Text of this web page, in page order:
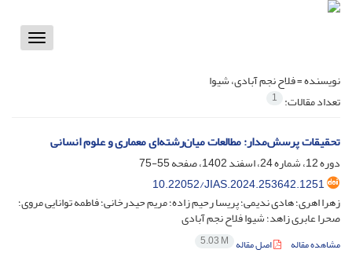
Toggle
نویسنده =فلاح نجم آبادی، شیوا
تعداد مقالات: 1
تحقیقات پرسش‌مدار: مطالعات میان‌رشته‌ای معماری و علوم انسانی
دوره 12، شماره 24، اسفند 1402، صفحه
55-75
10.22052/JIAS.2024.253642.1251
زهرا اهری؛ هادی ندیمی؛ پریسا رحیم زاده؛ مریم حیدرخانی؛ فاطمه توانایی مروی؛
صحرا عابری زاهد؛ شیوا فلاح نجم آبادی
مشاهده مقاله اصل مقاله 5.03 M